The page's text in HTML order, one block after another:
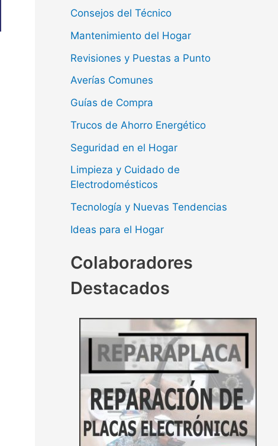
Consejos del Técnico
Mantenimiento del Hogar
Revisiones y Puestas a Punto
Averías Comunes
Guías de Compra
Trucos de Ahorro Energético
Seguridad en el Hogar
Limpieza y Cuidado de
Electrodomésticos
Tecnología y Nuevas Tendencias
Ideas para el Hogar
Colaboradores
Destacados